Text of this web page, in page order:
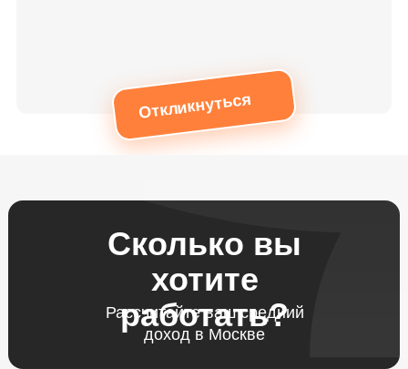
Откликнуться
Сколько вы
хотите
работать?
Рассчитайте ваш средний
доход в Москве